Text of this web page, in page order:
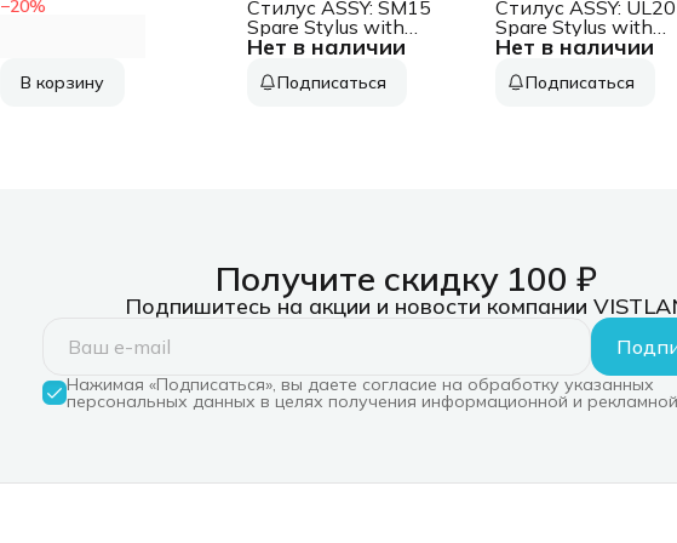
−20%
белый (MU8F2ZA/A)
В корзину
Нет в наличии
Стилус ASSY: SM15
Spare Stylus with
tether ASSY: SM15
tether
Подписаться
Нет в наличии
Стилус ASSY: UL20
Spare Stylus with
tether for UL20,
Stylus with tether for
Подписаться
Получите скидку 100 ₽
Подпишитесь на акции и новости компании
Нажимая «Подписаться», вы даете согласие на обработку указанных
персональных данных в целях получения информационной и